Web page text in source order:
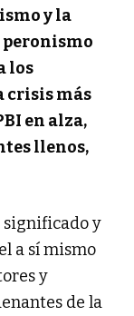
y la
los
crisis más
en alza,
llenos,
significado y
a sí mismo
y
de la